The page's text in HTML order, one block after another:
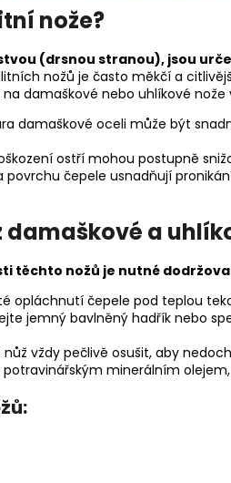
nože?
(drsnou stranou), jsou
nožů je často měkčí a
damaškové nebo uhlíkové nože
damaškové oceli může být
ostří mohou postupně
povrchu čepele usnadňují
damaškové a
těchto nožů je nutné
opláchnutí čepele pod teplou
jemný bavlněný hadřík nebo
vždy pečlivě osušit, aby
minerálním